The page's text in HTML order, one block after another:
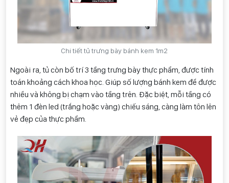
Chi tiết tủ trưng bày bánh kem 1m2
Ngoài ra, tủ còn bố trí 3 tầng trưng bày thực phẩm, được tính
toán khoảng cách khoa học. Giúp số lượng bánh kem để được
nhiều và không bị chạm vào tầng trên. Đặc biệt, mỗi tầng có
thêm 1 đèn led (trắng hoặc vàng) chiếu sáng, càng làm tôn lên
vẻ đẹp của thực phẩm.